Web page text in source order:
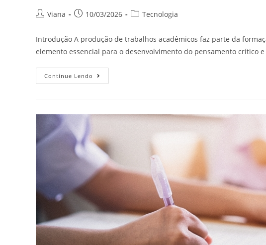
Viana 10/03/2026 Tecnologia
Introdução A produção de trabalhos acadêmicos faz parte da
elemento essencial para o desenvolvimento do pensamento crítico
Continue Lendo